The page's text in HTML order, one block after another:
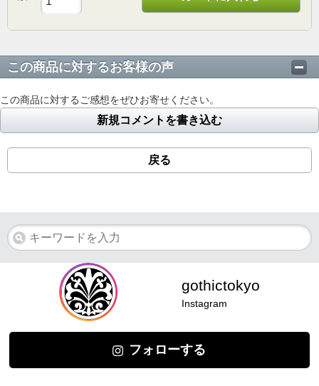
この商品に対するお客様の声
この商品に対するご感想をぜひお寄せください。
新規コメントを書き込む
戻る
gothictokyo
Instagram
フォローする